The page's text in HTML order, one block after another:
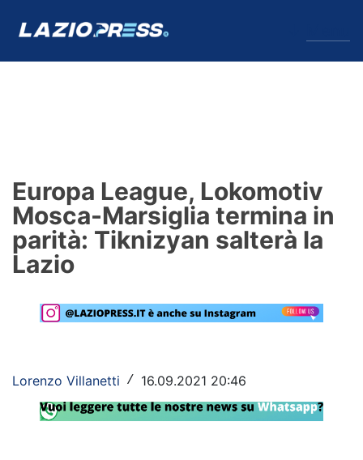
Formello
Infortuni
Primavera
Calciomercato
Rassegna Lazio
Social
Europa League, Lokomotiv
Mosca-Marsiglia termina in
parità: Tiknizyan salterà la
Lazio
Lorenzo Villanetti / 16.09.2021 20:46